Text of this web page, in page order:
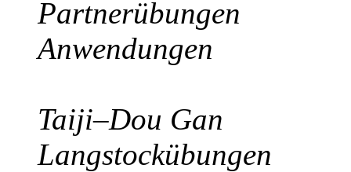
Partnerübungen
Anwendungen
Taiji–Dou Gan
Langstockübungen